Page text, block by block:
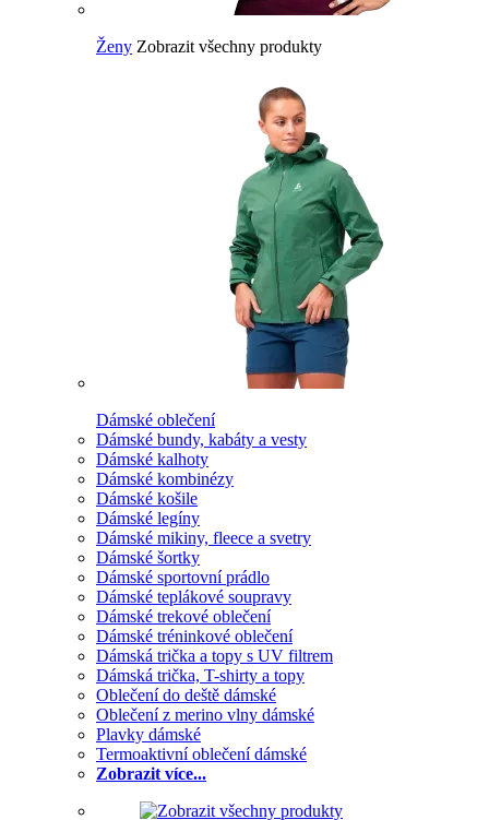
Ženy Zobrazit všechny produkty
Dámské oblečení
Dámské bundy, kabáty a vesty
Dámské kalhoty
Dámské kombinézy
Dámské košile
Dámské legíny
Dámské mikiny, fleece a svetry
Dámské šortky
Dámské sportovní prádlo
Dámské teplákové soupravy
Dámské trekové oblečení
Dámské tréninkové oblečení
Dámská trička a topy s UV filtrem
Dámská trička, T-shirty a topy
Oblečení do deště dámské
Oblečení z merino vlny dámské
Plavky dámské
Termoaktivní oblečení dámské
Zobrazit více...